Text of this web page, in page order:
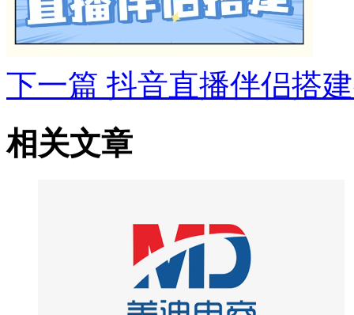
下一篇 抖音直播伴侣搭
相关文章